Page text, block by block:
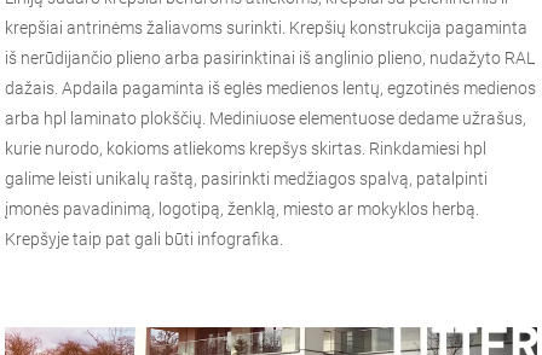
krepšiai antrinėms žaliavoms surinkti. Krepšių konstrukcija pagaminta
iš nerūdijančio plieno arba pasirinktinai iš anglinio plieno, nudažyto RAL
dažais. Apdaila pagaminta iš eglės medienos lentų, egzotinės medienos
arba hpl laminato plokščių. Mediniuose elementuose dedame užrašus,
kurie nurodo, kokioms atliekoms krepšys skirtas. Rinkdamiesi hpl
galime leisti unikalų raštą, pasirinkti medžiagos spalvą, patalpinti
įmonės pavadinimą, logotipą, ženklą, miesto ar mokyklos herbą.
Krepšyje taip pat gali būti infografika.